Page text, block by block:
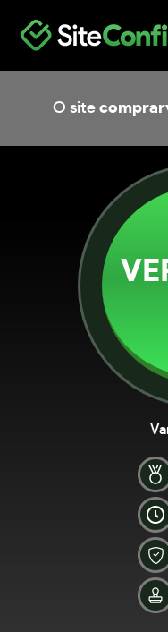
O site